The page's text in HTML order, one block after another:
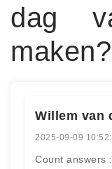
dag
maken?
Willem van
2025-09-09
Count answers